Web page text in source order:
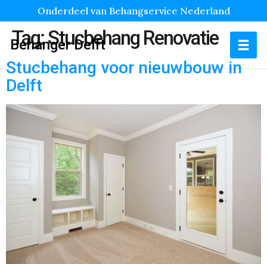
Onderdeel van Behangservice Nederland
Behanger Delft
Tag:Stucbehang Renovatie
Stucbehang voor nieuwbouw in
Delft